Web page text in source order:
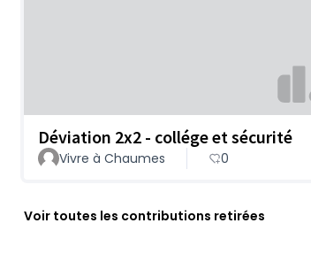
Déviation 2x2 - collége et sécurité
Vivre à Chaumes 0
Voir toutes les contributions retirées